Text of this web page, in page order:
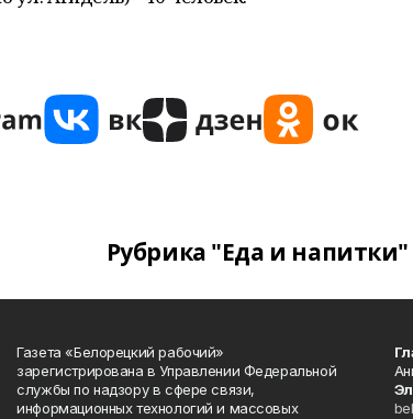
Рубрика "Еда и напитки"
Газета «Белорецкий рабочий»
зарегистрирована в Управлении Федеральной
службы по надзору в сфере связи,
информационных технологий и массовых